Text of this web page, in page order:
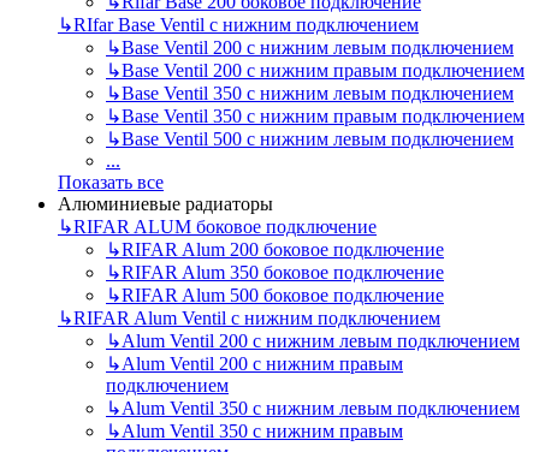
↳RIfar Base Ventil с нижним подключением
↳Base Ventil 200 с нижним левым подключением
↳Base Ventil 200 с нижним правым подключением
↳Base Ventil 350 с нижним левым подключением
↳Base Ventil 350 с нижним правым подключением
↳Base Ventil 500 с нижним левым подключением
...
Показать все
Алюминиевые радиаторы
↳RIFAR ALUM боковое подключение
↳RIFAR Alum 200 боковое подключение
↳RIFAR Alum 350 боковое подключение
↳RIFAR Alum 500 боковое подключение
↳RIFAR Alum Ventil с нижним подключением
↳Alum Ventil 200 с нижним левым подключением
↳Alum Ventil 200 с нижним правым
подключением
↳Alum Ventil 350 с нижним левым подключением
↳Alum Ventil 350 с нижним правым